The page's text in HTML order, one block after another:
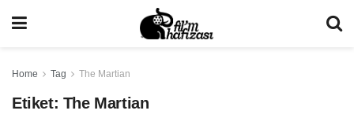
Home Tag The Martian
Etiket: The Martian